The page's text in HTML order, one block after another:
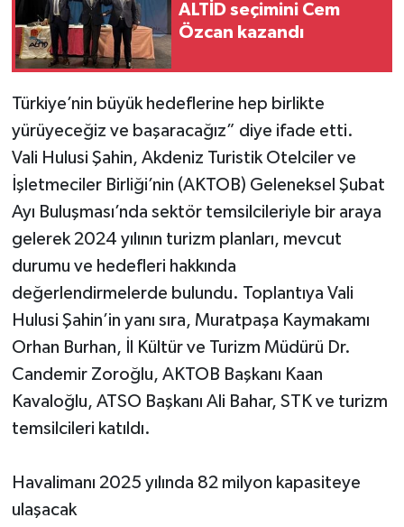
ALTİD seçimini Cem
Özcan kazandı
Türkiye’nin büyük hedeflerine hep birlikte
yürüyeceğiz ve başaracağız” diye ifade etti.
Vali Hulusi Şahin, Akdeniz Turistik Otelciler ve
İşletmeciler Birliği’nin (AKTOB) Geleneksel Şubat
Ayı Buluşması’nda sektör temsilcileriyle bir araya
gelerek 2024 yılının turizm planları, mevcut
durumu ve hedefleri hakkında
değerlendirmelerde bulundu. Toplantıya Vali
Hulusi Şahin’in yanı sıra, Muratpaşa Kaymakamı
Orhan Burhan, İl Kültür ve Turizm Müdürü Dr.
Candemir Zoroğlu, AKTOB Başkanı Kaan
Kavaloğlu, ATSO Başkanı Ali Bahar, STK ve turizm
temsilcileri katıldı.
Havalimanı 2025 yılında 82 milyon kapasiteye
ulaşacak